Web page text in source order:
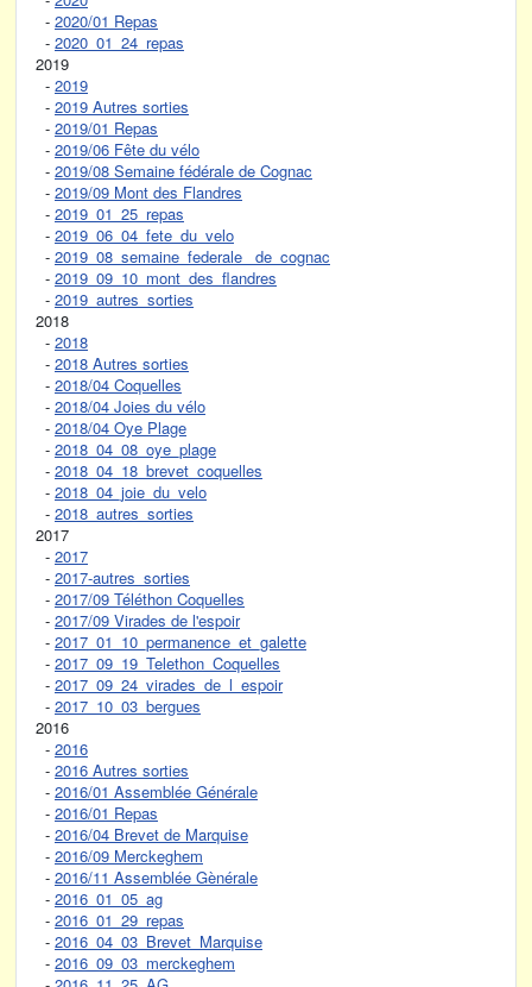
- 2020/01 Repas
- 2020_01_24_repas
2019
- 2019
- 2019 Autres sorties
- 2019/01 Repas
- 2019/06 Fête du vélo
- 2019/08 Semaine fédérale de Cognac
- 2019/09 Mont des Flandres
- 2019_01_25_repas
- 2019_06_04_fete_du_velo
- 2019_08_semaine_federale_ de_cognac
- 2019_09_10_mont_des_flandres
- 2019_autres_sorties
2018
- 2018
- 2018 Autres sorties
- 2018/04 Coquelles
- 2018/04 Joies du vélo
- 2018/04 Oye Plage
- 2018_04_08_oye_plage
- 2018_04_18_brevet_coquelles
- 2018_04_joie_du_velo
- 2018_autres_sorties
2017
- 2017
- 2017-autres_sorties
- 2017/09 Téléthon Coquelles
- 2017/09 Virades de l'espoir
- 2017_01_10_permanence_et_galette
- 2017_09_19_Telethon_Coquelles
- 2017_09_24_virades_de_l_espoir
- 2017_10_03_bergues
2016
- 2016
- 2016 Autres sorties
- 2016/01 Assemblée Générale
- 2016/01 Repas
- 2016/04 Brevet de Marquise
- 2016/09 Merckeghem
- 2016/11 Assemblée Gènérale
- 2016_01_05_ag
- 2016_01_29_repas
- 2016_04_03_Brevet_Marquise
- 2016_09_03_merckeghem